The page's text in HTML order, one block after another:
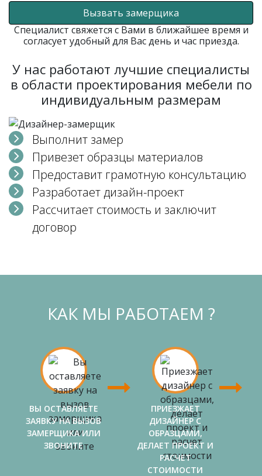
Вызвать замерщика
Специалист свяжется с Вами в ближайшее время и
согласует удобный для Вас день и час приезда.
У нас работают лучшие специалисты
в области проектирования мебели по
индивидуальным размерам
Выполнит замер
Привезет образцы материалов
Предоставит грамотную консультацию
Разработает дизайн-проект
Рассчитает стоимость и заключит
договор
КАК МЫ РАБОТАЕМ ?
ВЫ ОСТАВЛЯЕТЕ
ЗАЯВКУ НА ВЫЗОВ
ЗАМЕРЩИКА ИЛИ
ЗВОНИТЕ
ПРИЕЗЖАЕТ
ДИЗАЙНЕР С
ОБРАЗЦАМИ,
ДЕЛАЕТ ПРОЕКТ И
РАСЧЕТ
СТОИМОСТИ